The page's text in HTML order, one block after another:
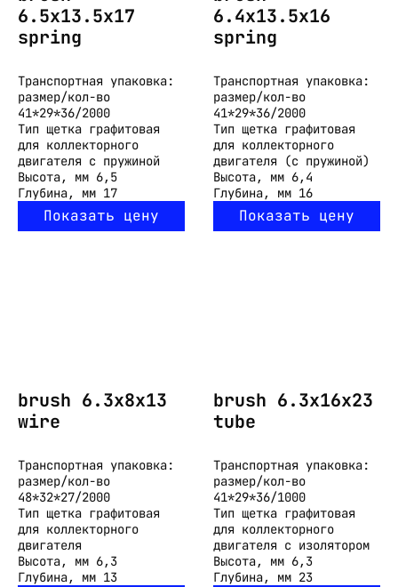
6.5x13.5x17
spring
Транспортная упаковка:
размер/кол-во
41*29*36/2000
Тип щетка графитовая
для коллекторного
двигателя с пружиной
Высота, мм 6,5
Глубина, мм 17
Показать цену
6.4x13.5x16
spring
Транспортная упаковка:
размер/кол-во
41*29*36/2000
Тип щетка графитовая
для коллекторного
двигателя (с пружиной)
Высота, мм 6,4
Глубина, мм 16
Показать цену
brush 6.3x8x13
wire
Транспортная упаковка:
размер/кол-во
48*32*27/2000
Тип щетка графитовая
для коллекторного
двигателя
Высота, мм 6,3
Глубина, мм 13
brush 6.3x16x23
tube
Транспортная упаковка:
размер/кол-во
41*29*36/1000
Тип щетка графитовая
для коллекторного
двигателя с изолятором
Высота, мм 6,3
Глубина, мм 23